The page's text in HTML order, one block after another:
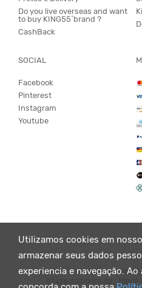
Utilizamos cookies em
armazenar seus dados
experiencia e navegação.
Do you live overseas and want
to buy KING55´brand ?
CashBack
SOCIAL
Facebook
Pinterest
Instagram
Youtube
© KING55 - LOJA DE ROUPAS
07.438.330/0001-02 . TODOS